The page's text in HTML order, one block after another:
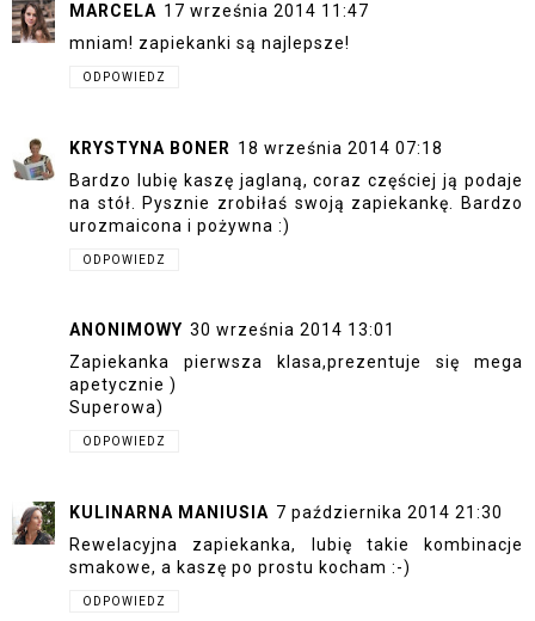
MARCELA 17 września 2014 11:47
mniam! zapiekanki są najlepsze!
ODPOWIEDZ
KRYSTYNA BONER 18 września 2014 07:18
Bardzo lubię kaszę jaglaną, coraz częściej ją podaje
na stół. Pysznie zrobiłaś swoją zapiekankę. Bardzo
urozmaicona i pożywna :)
ODPOWIEDZ
ANONIMOWY 30 września 2014 13:01
Zapiekanka pierwsza klasa,prezentuje się mega
apetycznie )
Superowa)
ODPOWIEDZ
KULINARNA MANIUSIA 7 października 2014 21:30
Rewelacyjna zapiekanka, lubię takie kombinacje
smakowe, a kaszę po prostu kocham :-)
ODPOWIEDZ